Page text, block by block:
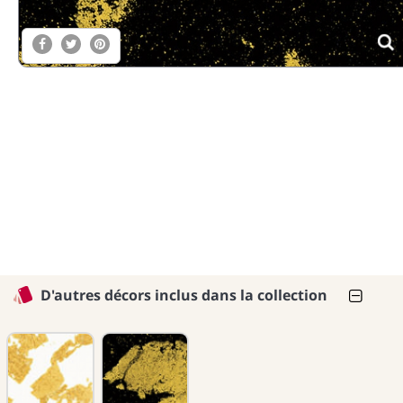
D'autres décors inclus dans la collection